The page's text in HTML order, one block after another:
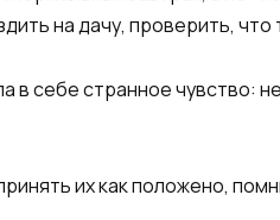
на дачу, проверить, что
в себе странное чувство:
их как положено,